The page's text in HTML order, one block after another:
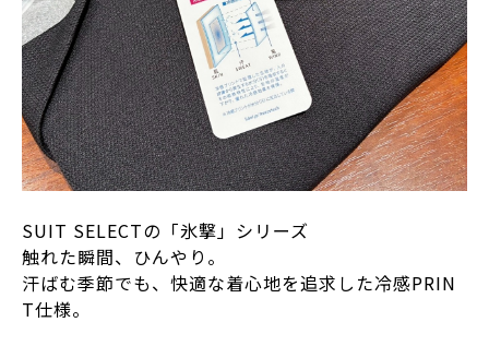
SUIT SELECTの「氷撃」シリーズ
触れた瞬間、ひんやり。
汗ばむ季節でも、快適な着心地を追求した冷感PRIN
T仕様。